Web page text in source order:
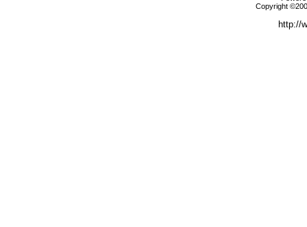
Copyright
http://